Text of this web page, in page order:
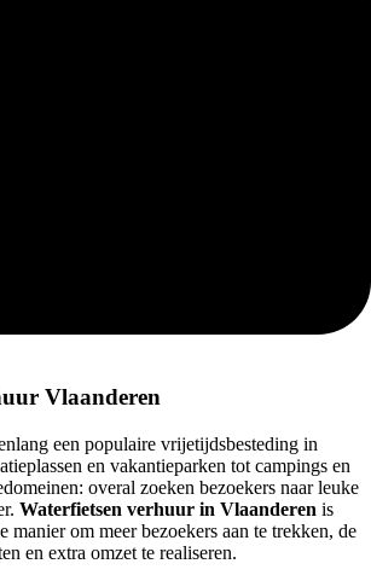
Vlaanderen
een populaire vrijetijdsbesteding in
en vakantieparken tot campings en
overal zoeken bezoekers naar leuke
Waterfietsen verhuur in Vlaanderen is
manier om meer bezoekers aan te trekken, de
en extra omzet te realiseren.